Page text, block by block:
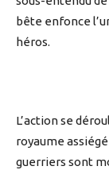
bête enfonce
héros.
L’action se
royaume
guerriers sont